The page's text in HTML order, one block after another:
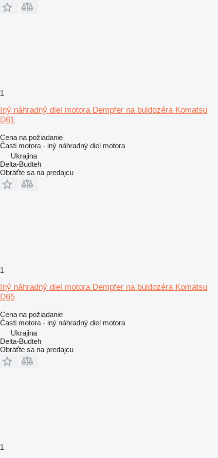
1
Iný náhradný diel motora Dempfer na buldozéra Komatsu
D61
Cena na požiadanie
Časti motora - iný náhradný diel motora
Ukrajina
Delta-Budteh
Obráťte sa na predajcu
1
Iný náhradný diel motora Dempfer na buldozéra Komatsu
D65
Cena na požiadanie
Časti motora - iný náhradný diel motora
Ukrajina
Delta-Budteh
Obráťte sa na predajcu
1